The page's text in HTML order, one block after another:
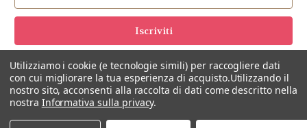
d
r
z
z
o
© 2026 USALEMANI
Utilizziamo i cookie (e tecnologie simili) per raccogliere dati
con cui migliorare la tua esperienza di acquisto.Utilizzando il
nostro sito, acconsenti alla raccolta di dati come descritto nella
nostra Informativa sulla privacy.